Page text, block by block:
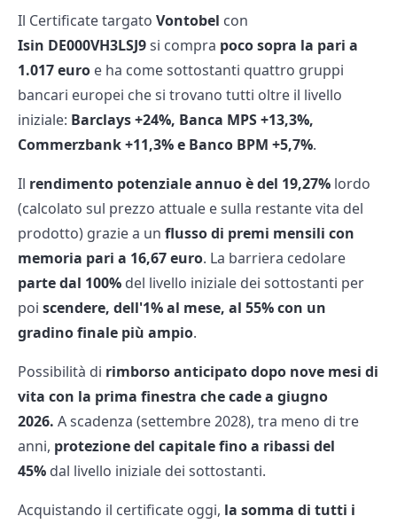
Il Certificate targato Vontobel con
Isin DE000VH3LSJ9si compra poco sopra la pari a
1.017 euro e ha come sottostanti quattro gruppi
bancari europei che si trovano tutti oltre il livello
iniziale: Barclays +24%, Banca MPS +13,3%,
Commerzbank +11,3% e Banco BPM +5,7%.
Il rendimento potenziale annuo è del 19,27% lordo
(calcolato sul prezzo attuale e sulla restante vita del
prodotto) grazie a un flusso di premi mensili con
memoria pari a 16,67 euro. La barriera cedolare
parte dal 100% del livello iniziale dei sottostanti per
poi scendere, dell'1% al mese, al 55% con un
gradino finale più ampio.
Possibilità di rimborso anticipato dopo nove mesi di
vita con la prima finestra che cade a giugno
2026. A scadenza (settembre 2028), tra meno di tre
anni, protezione del capitale fino a ribassi del
45% dal livello iniziale dei sottostanti.
Acquistando il certificate oggi, la somma di tutti i